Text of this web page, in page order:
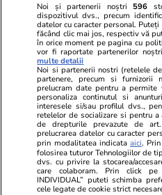
completă de lucruri
Știri România
Precizările făcute de
Europeană în cazul azilelor
ilegale din Bihor, înainte
magistrații Curții de Apel
București să ia decizia în
Noi și partenerii noștri 596
dispozitivul dvs., precum
datelor cu caracter personal.
făcând clic mai jos, respectiv vă
în orice moment pe pagina cu
vor fi raportate partenerilor
multe detalii
Noi si partenerii nostri (retelele
partenere, precum si furnizorii
prelucram date pentru a permite
personaliza continutul si
interesele si/sau profilul dvs.,
retelelor de socializare si pentru
de drepturile prevazute de
prelucrarea datelor cu caracter
prin modalitatea indicataaici.
folosirea tuturor Tehnologiilor de
dvs. cu privire la stocarea/
care colaboram. Prin click pe
INDIVIDUAL” puteti schimba
cele legate de cookie strict